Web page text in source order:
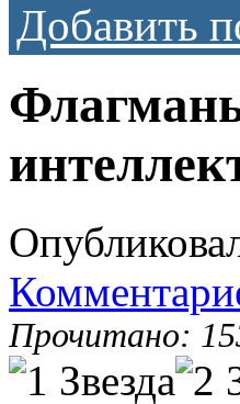
Добавить
Прочитано: